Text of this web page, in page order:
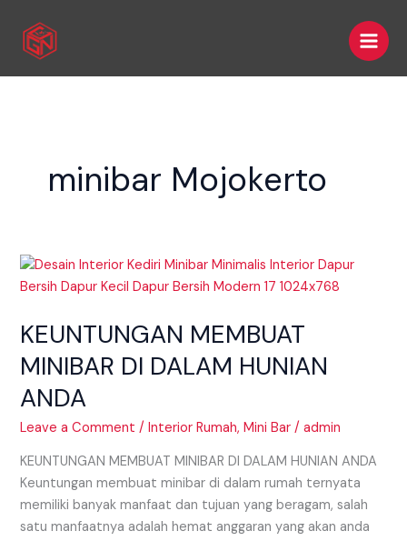
content
Main
minibar Mojokerto
KEUNTUNGAN MEMBUAT
MINIBAR DI DALAM HUNIAN
ANDA
Leave a Comment /Interior Rumah,Mini Bar /admin
KEUNTUNGAN MEMBUAT MINIBAR DI DALAM HUNIAN ANDA
Keuntungan membuat minibar di dalam rumah ternyata
memiliki banyak manfaat dan tujuan yang beragam, salah
satu manfaatnya adalah hemat anggaran yang akan anda
KEUNTUNGAN
MEMBUAT
DI
HUNIAN
ANDA